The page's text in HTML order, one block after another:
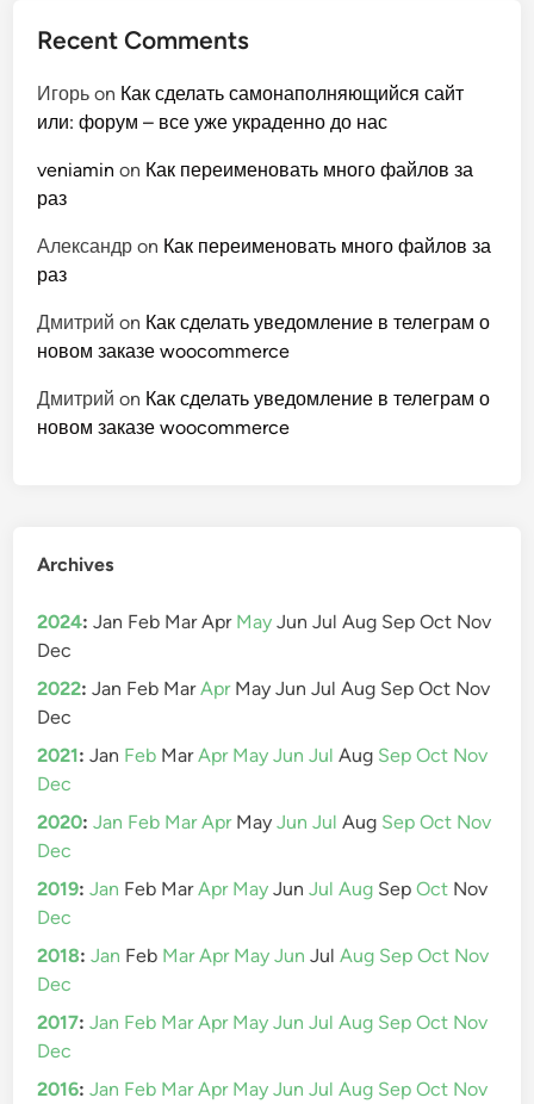
Recent Comments
Игорь on Как сделать самонаполняющийся сайт
или: форум – все уже украденно до нас
veniamin on Как переименовать много файлов за
раз
Александр on Как переименовать много файлов за
раз
Дмитрий on Как сделать уведомление в телеграм о
новом заказе woocommerce
Дмитрий on Как сделать уведомление в телеграм о
новом заказе woocommerce
Archives
2024:Jan Feb Mar Apr May Jun Jul Aug Sep Oct Nov
Dec
2022:Jan Feb Mar Apr May Jun Jul Aug Sep Oct Nov
Dec
2021:Jan Feb Mar Apr May Jun Jul Aug Sep Oct Nov
Dec
2020:Jan Feb Mar Apr May Jun Jul Aug Sep Oct Nov
Dec
2019:Jan Feb Mar Apr May Jun Jul Aug Sep Oct Nov
Dec
2018:Jan Feb Mar Apr May Jun Jul Aug Sep Oct Nov
Dec
2017:Jan Feb Mar Apr May Jun Jul Aug Sep Oct Nov
Dec
2016:Jan Feb Mar Apr May Jun Jul Aug Sep Oct Nov